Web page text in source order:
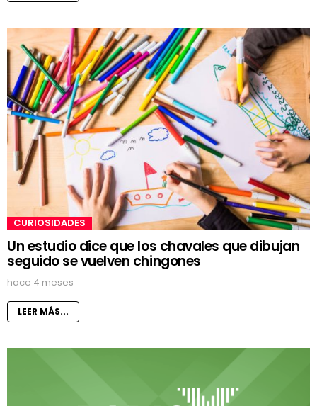
CURIOSIDADES
Un estudio dice que los chavales que dibujan
seguido se vuelven chingones
hace 4 meses
LEER MÁS...